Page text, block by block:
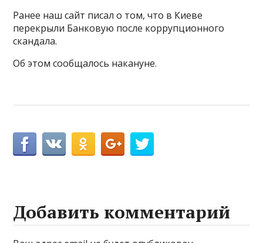
Ранее наш сайт писал о том, что в Киеве
перекрыли Банковую после коррупционного
скандала.
Об этом сообщалось накануне.
Добавить комментарий